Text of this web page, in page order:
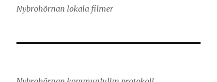
Nybrohörnan lokala filmer